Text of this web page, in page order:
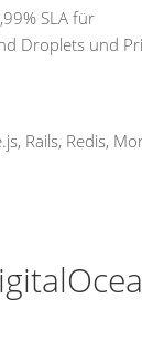
SLA für
Droplets und
Rails, Redis,